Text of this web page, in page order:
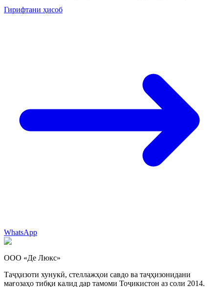
Гирифтани ҳисоб
WhatsApp
ООО «Де Люкс»
Таҷҳизоти хунукӣ, стеллажҳои савдо ва таҷҳизонидани
мағозаҳо тибқи калид дар тамоми Тоҷикистон аз соли 2014.